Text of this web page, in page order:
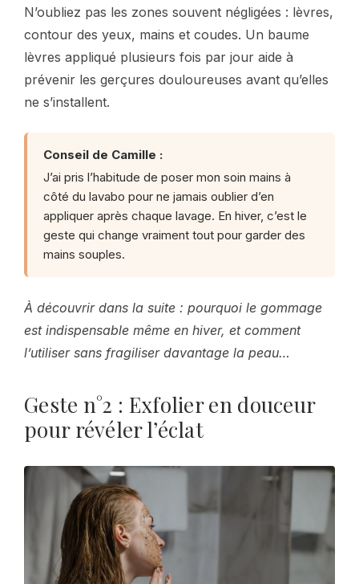
N’oubliez pas les zones souvent négligées : lèvres,
contour des yeux, mains et coudes. Un baume
lèvres appliqué plusieurs fois par jour aide à
prévenir les gerçures douloureuses avant qu’elles
ne s’installent.
Conseil de Camille :
J’ai pris l’habitude de poser mon soin mains à
côté du lavabo pour ne jamais oublier d’en
appliquer après chaque lavage. En hiver, c’est le
geste qui change vraiment tout pour garder des
mains souples.
À découvrir dans la suite : pourquoi le gommage
est indispensable même en hiver, et comment
l’utiliser sans fragiliser davantage la peau…
Geste n°2 : Exfolier en douceur
pour révéler l’éclat